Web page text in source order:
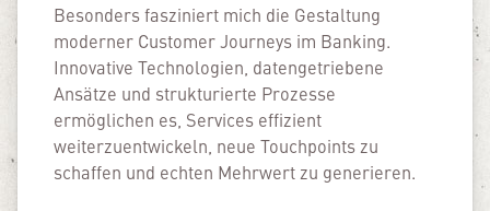
Besonders fasziniert mich die Gestaltung
moderner Customer Journeys im Banking.
Innovative Technologien, datengetriebene
Ansätze und strukturierte Prozesse
ermöglichen es, Services effizient
weiterzuentwickeln, neue Touchpoints zu
schaffen und echten Mehrwert zu generieren.